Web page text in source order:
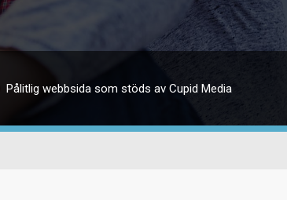
Pålitlig webbsida som stöds av Cupid Media